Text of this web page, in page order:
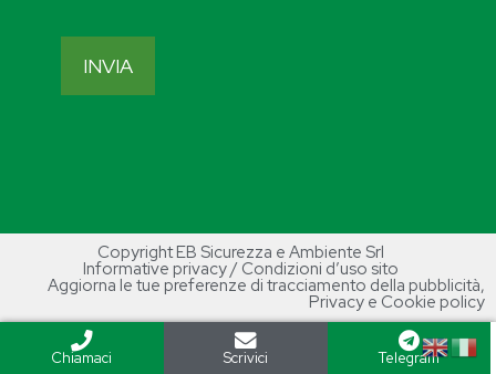
Copyright EB Sicurezza e Ambiente Srl
Informative privacy / Condizioni d’uso sito
Aggiorna le tue preferenze di tracciamento della pubblicità,
Privacy e Cookie policy
Chiamaci Scrivici Telegram